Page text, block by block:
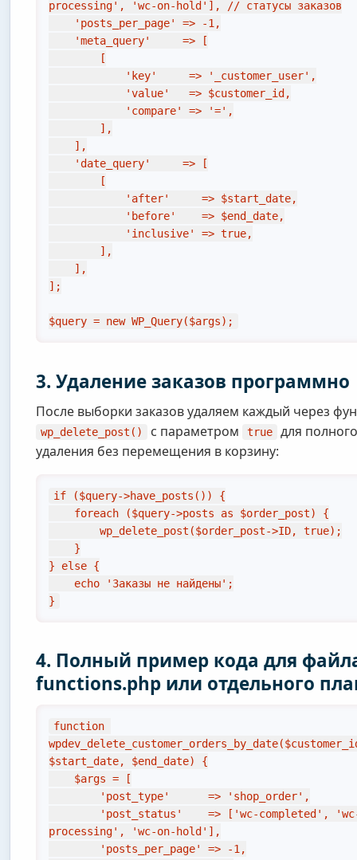
processing', 'wc-on-hold'], // статусы заказов
];
$query = new WP_Query($args);
3. Удаление заказов программно
После выборки заказов удаляем каждый через
wp_delete_post() с параметром true
для полного
удаления без перемещения в корзину:
if ($query->have_posts()) {
} else {
}
4. Полный пример кода для
functions.php или отдельного
function
$start_date, $end_date) {
processing', 'wc-on-hold'],